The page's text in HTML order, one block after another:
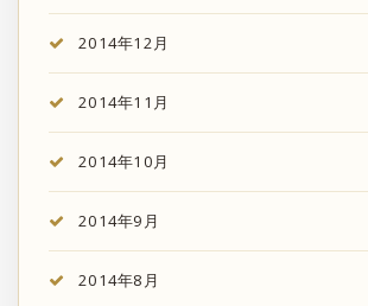
2014年12月
2014年11月
2014年10月
2014年9月
2014年8月